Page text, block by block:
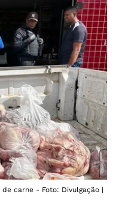
carne - Foto: Divulgação |